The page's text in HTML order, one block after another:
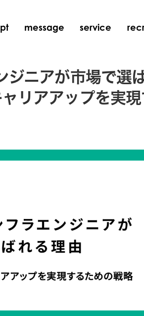
message service
ジニアが市場で選
リアアップを実現